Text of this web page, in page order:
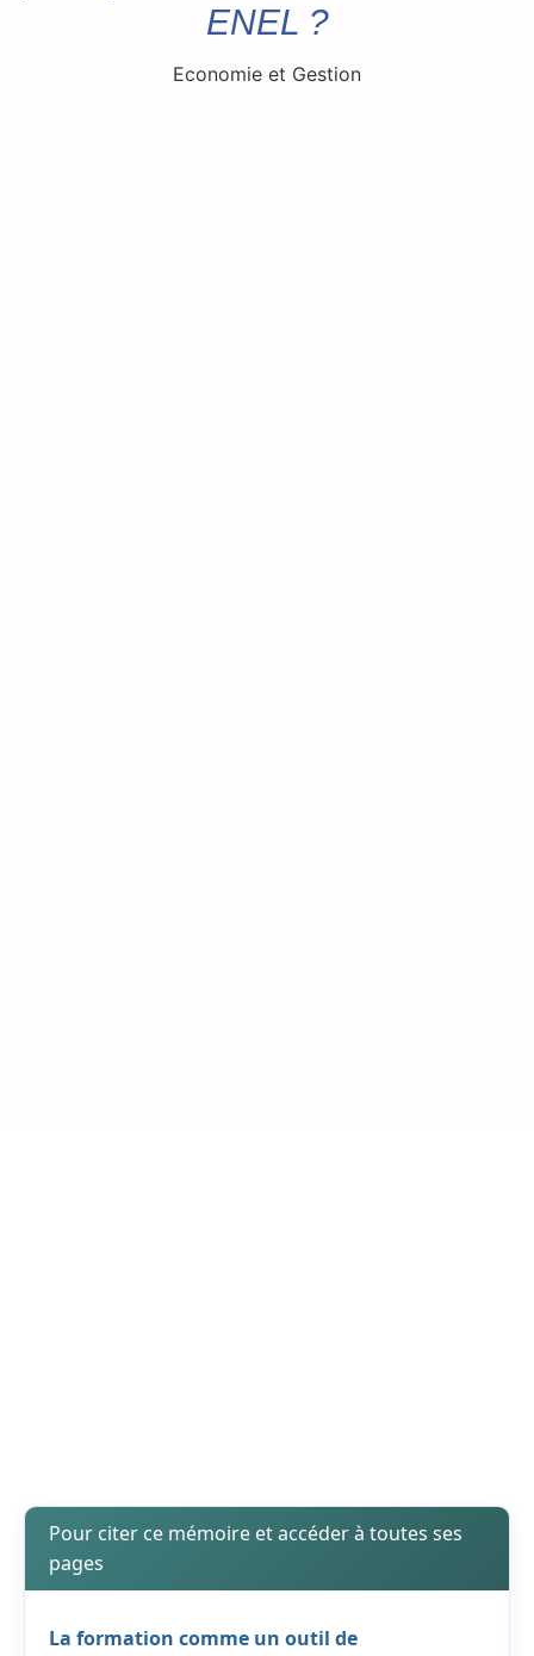
ENEL ?
Economie et Gestion
Pour citer ce mémoire et accéder à toutes ses
pages
La formation comme un outil de